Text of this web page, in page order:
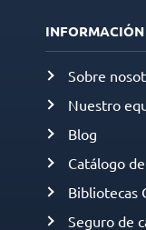
INFORMACIÓN
Sobre
Nuestro
Blog
Catálogo
Bibliotecas
Seguro de